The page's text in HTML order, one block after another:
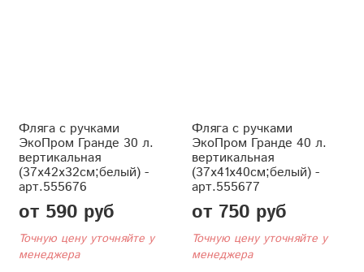
Фляга с ручками
ЭкоПром Гранде 30 л.
вертикальная
(37x42x32см;белый) -
арт.555676
от 590 руб
Точную цену уточняйте у
менеджера
Фляга с ручками
ЭкоПром Гранде 40 л.
вертикальная
(37x41x40см;белый) -
арт.555677
от 750 руб
Точную цену уточняйте у
менеджера